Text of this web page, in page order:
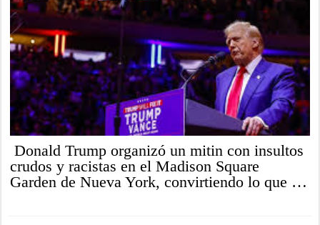
Donald Trump organizó un mitin con insultos
crudos y racistas en el Madison Square
Garden de Nueva York, convirtiendo lo que …